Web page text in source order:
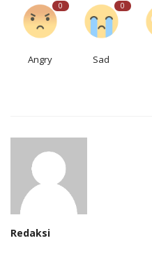
0
Angry
0
Sad
Redaksi